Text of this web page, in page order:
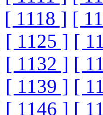
[ 1118 ] [
[ 1125 ] [
[ 1132 ] [
[ 1139 ] [
[ 1146 ] [